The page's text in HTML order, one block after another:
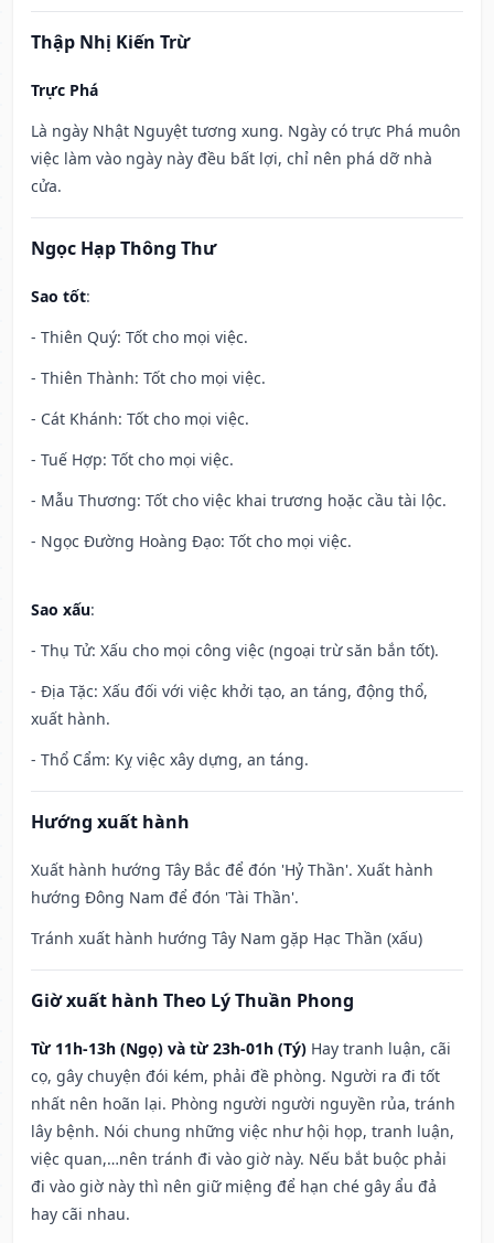
Thập Nhị Kiến Trừ
Trực Phá
Là ngày Nhật Nguyệt tương xung. Ngày có trực Phá muôn
việc làm vào ngày này đều bất lợi, chỉ nên phá dỡ nhà
cửa.
Ngọc Hạp Thông Thư
Sao tốt:
- Thiên Quý: Tốt cho mọi việc.
- Thiên Thành: Tốt cho mọi việc.
- Cát Khánh: Tốt cho mọi việc.
- Tuế Hợp: Tốt cho mọi việc.
- Mẫu Thương: Tốt cho việc khai trương hoặc cầu tài lộc.
- Ngọc Đường Hoàng Đạo: Tốt cho mọi việc.
Sao xấu:
- Thụ Tử: Xấu cho mọi công việc (ngoại trừ săn bắn tốt).
- Địa Tặc: Xấu đối với việc khởi tạo, an táng, động thổ,
xuất hành.
- Thổ Cẩm: Kỵ việc xây dựng, an táng.
Hướng xuất hành
Xuất hành hướng Tây Bắc để đón 'Hỷ Thần'. Xuất hành
hướng Đông Nam để đón 'Tài Thần'.
Tránh xuất hành hướng Tây Nam gặp Hạc Thần (xấu)
Giờ xuất hành Theo Lý Thuần Phong
Từ 11h-13h (Ngọ) và từ 23h-01h (Tý) Hay tranh luận, cãi
cọ, gây chuyện đói kém, phải đề phòng. Người ra đi tốt
nhất nên hoãn lại. Phòng người người nguyền rủa, tránh
lây bệnh. Nói chung những việc như hội họp, tranh luận,
việc quan,…nên tránh đi vào giờ này. Nếu bắt buộc phải
đi vào giờ này thì nên giữ miệng để hạn ché gây ẩu đả
hay cãi nhau.